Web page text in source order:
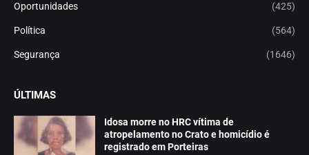
Oportunidades (425)
Política (564)
Segurança (1646)
ÚLTIMAS
Idosa morre no HRC vítima de
atropelamento no Crato e homicídio é
registrado em Porteiras